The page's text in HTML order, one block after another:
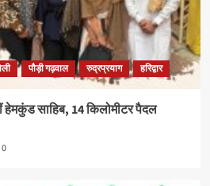
पौड़ी गढ़वाल रुद्रप्रयाग हरिद्वार
हेमकुंड साहिब, 14 किलोमीटर पैदल
0